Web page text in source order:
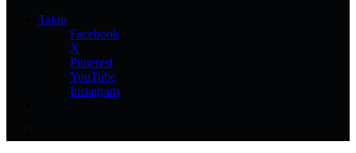
Takip
Facebook
X
Pinterest
YouTube
Instagram